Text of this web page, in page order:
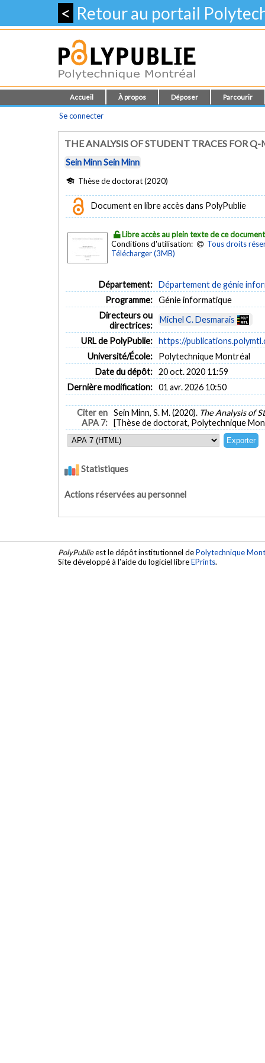
< Retour au portail
Accueil À propos Déposer Parcourir
Se connecter
THE ANALYSIS OF STUDENT TRACES FOR
Sein Minn Sein Minn
Thèse de doctorat (2020)
Document en libre accès dans PolyPublie
Libre accès au plein texte de ce document
Conditions d'utilisation:
Tous droits
Télécharger (3MB)
Département: Département de génie
Programme: Génie informatique
Directeurs ou
directrices:
Michel C. Desmarais
URL de PolyPublie: https://
Université/École:
Polytechnique Montréal
Date du dépôt: 20 oct. 2020 11:59
Dernière modification: 01 avr. 2026 10:50
Citer en
APA 7:
Sein Minn, S. M. (2020). The Analysis of
[Thèse de doctorat, Polytechnique
Statistiques
Actions réservées au personnel
PolyPublieest le dépôt institutionnel dePolytechnique
Site développé à l'aide du logiciel libreEPrints.